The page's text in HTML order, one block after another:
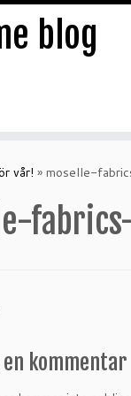
blog
vår! » moselle-
en kommentar